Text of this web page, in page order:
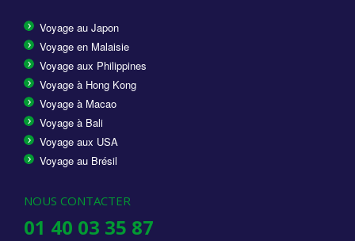
Voyage au Japon
Voyage en Malaisie
Voyage aux Philippines
Voyage à Hong Kong
Voyage à Macao
Voyage à Bali
Voyage aux USA
Voyage au Brésil
NOUS CONTACTER
01 40 03 35 87